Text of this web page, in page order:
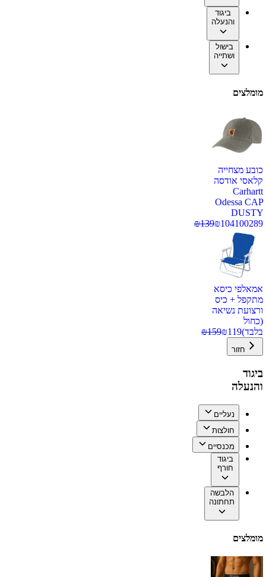
ביגוד
והנעלה
בישול
ושתייה
מומלצים
כובע מצחייה
קלאסי אודסה
Carhartt
Odessa CAP
DUSTY
100289
₪104
₪139
אמאלפי כיסא
מתקפל + כיס
ורצועת נשיאה
(כחול
בלבד)
₪119
₪159
חזור
ביגוד
והנעלה
נעליים
חולצות
מכנסיים
ביגוד
חורף
הלבשה
תחתונה
מומלצים